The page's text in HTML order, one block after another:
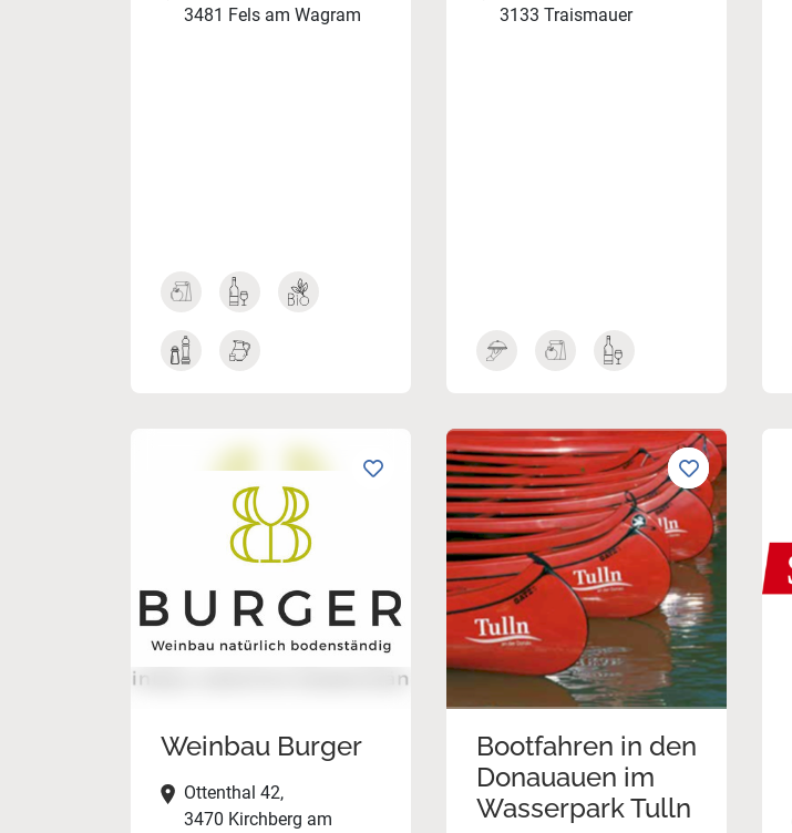
3481 Fels am Wagram
3133 Traismauer
Weinbau Burger
Ottenthal 42,
3470 Kirchberg am
Bootfahren in den
Donauauen im
Wasserpark Tulln